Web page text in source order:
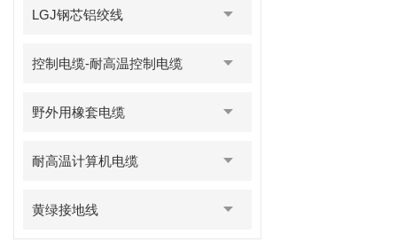
LGJ钢芯铝绞线
控制电缆-耐高温控制电缆
野外用橡套电缆
耐高温计算机电缆
黄绿接地线